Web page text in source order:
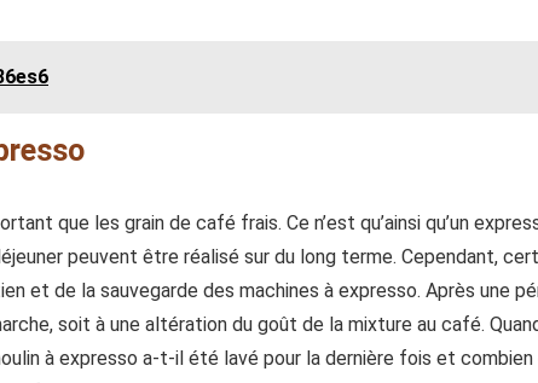
que les grain de café frais. Ce n’est qu’ainsi qu’un
peuvent être réalisé sur du long terme. Cependant,
et de la sauvegarde des machines à expresso. Après une
soit à une altération du goût de la mixture au café.
à expresso a-t-il été lavé pour la dernière fois et combien